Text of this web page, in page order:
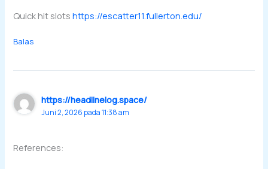
Quick hit slotshttps://escatter11.fullerton.edu/
Balas
https://headlinelog.space/
Juni 2, 2026 pada 11:38 am
References: